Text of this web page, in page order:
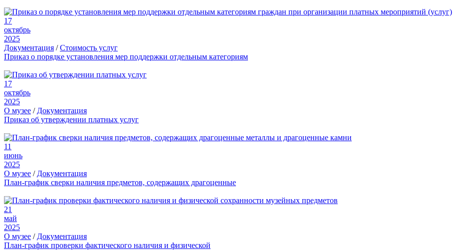
17
октябрь
2025
Документация /Стоимость услуг
Приказ о порядке установления мер поддержки отдельным категориям
17
октябрь
2025
О музее / Документация
Приказ об утверждении платных услуг
11
июнь
2025
О музее / Документация
План-график сверки наличия предметов, содержащих драгоценные
21
май
2025
О музее / Документация
План-график проверки фактического наличия и физической